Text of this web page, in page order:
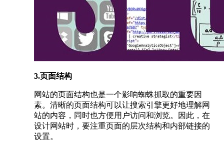
3.页面结构
网站的页面结构也是一个影响蜘蛛抓取的重要因
素。清晰的页面结构可以让搜索引擎更好地理解网
站的内容，同时也方便用户访问和浏览。因此，在
设计网站时，要注重页面的层次结构和内部链接的
设置。